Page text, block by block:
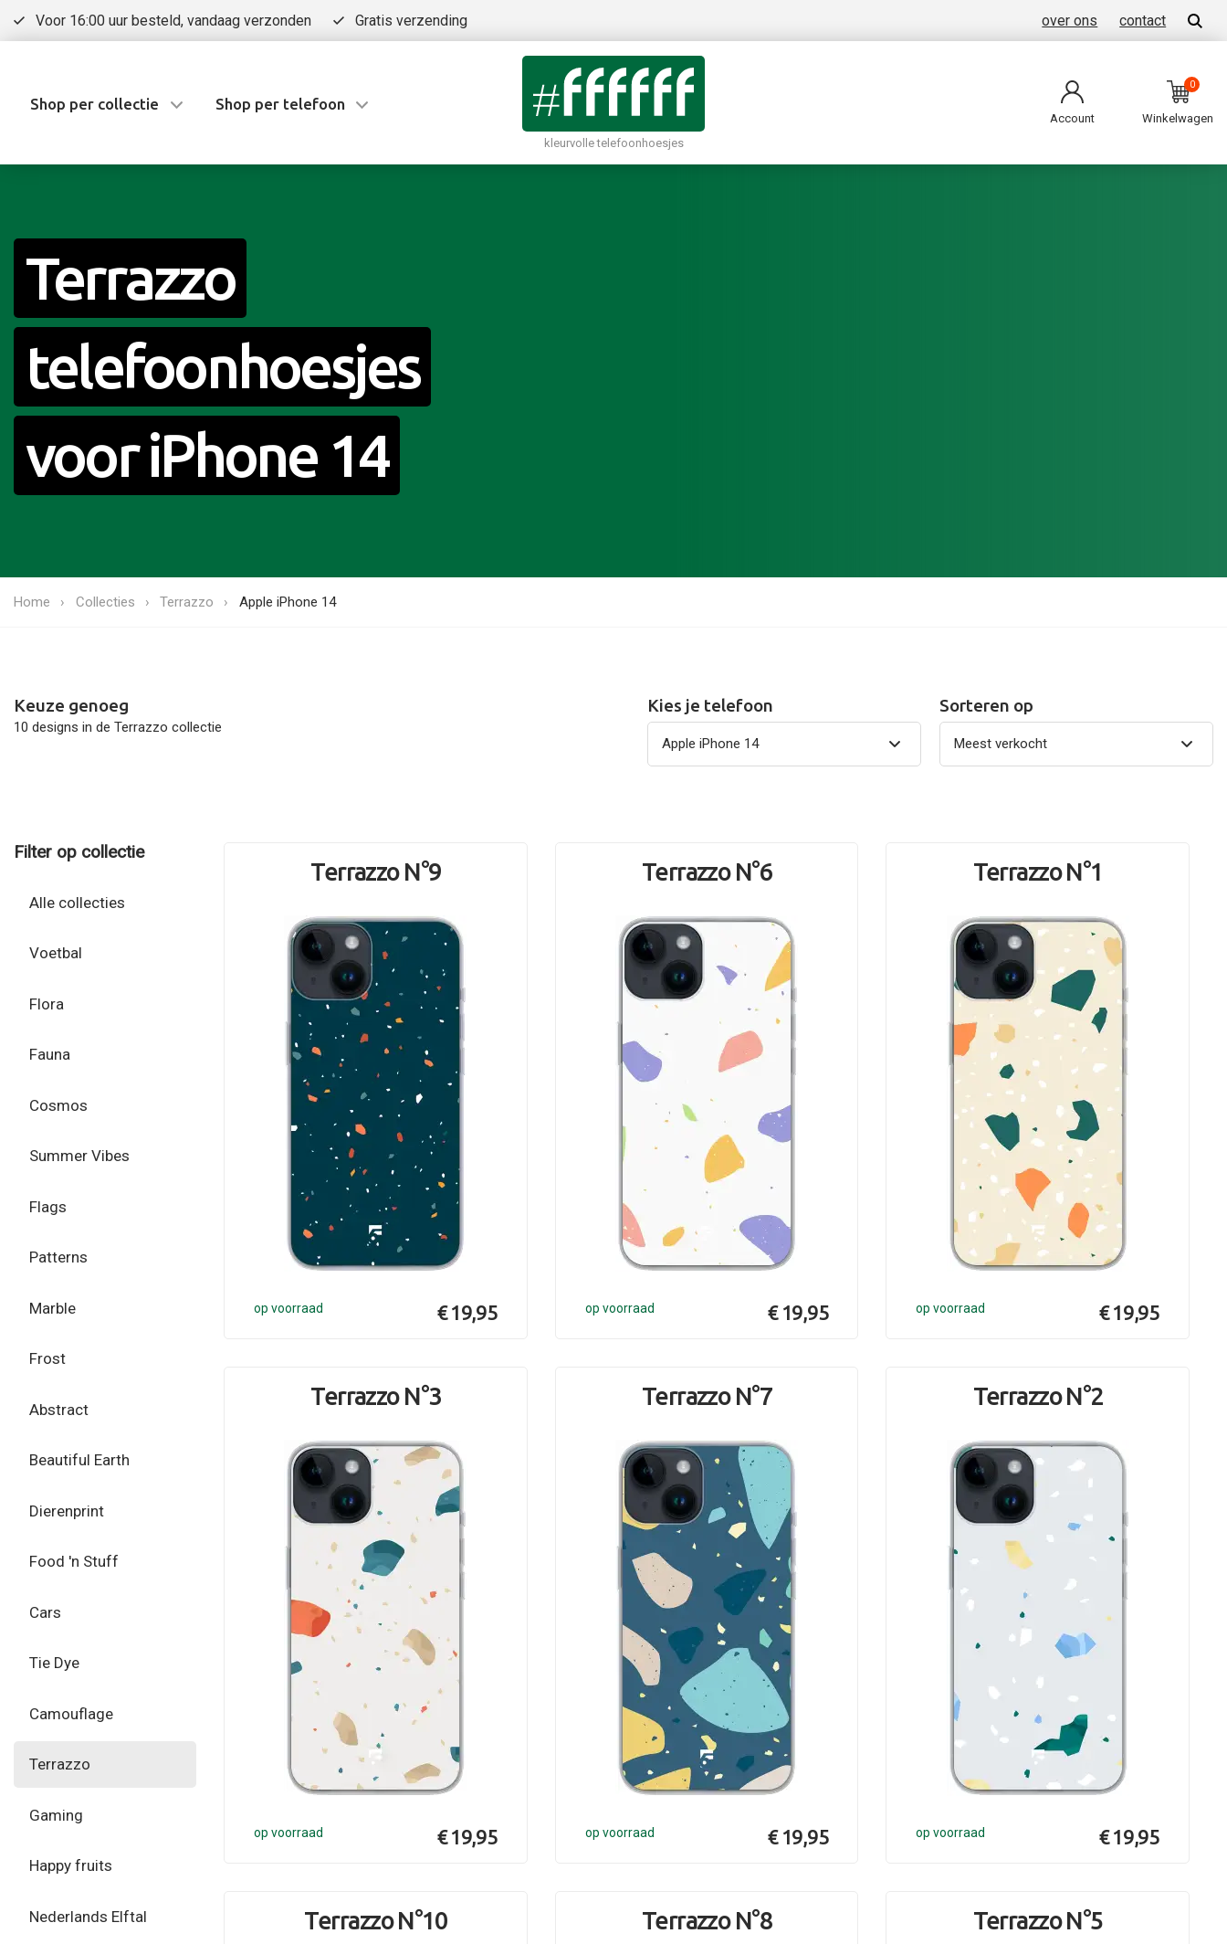
Voor 16:00 uur besteld, vandaag verzonden Gratis verzending over ons contact
Shop per collectie Shop per telefoon
kleurvolle telefoonhoesjes
Account
0
Winkelwagen
Terrazzo
telefoonhoesjes
voor iPhone 14
Home Collecties Terrazzo Apple iPhone 14
Keuze genoeg
10 designs in de Terrazzo collectie
Kies je telefoon Sorteren op
Filter op collectie
Alle collecties
Voetbal
Flora
Fauna
Cosmos
Summer Vibes
Flags
Patterns
Marble
Frost
Abstract
Beautiful Earth
Dierenprint
Food 'n Stuff
Cars
Tie Dye
Camouflage
Terrazzo
Gaming
Happy fruits
Nederlands Elftal
Terrazzo N°9
op voorraad € 19,95
Terrazzo N°6
op voorraad € 19,95
Terrazzo N°1
op voorraad € 19,95
Terrazzo N°3
op voorraad € 19,95
Terrazzo N°7
op voorraad € 19,95
Terrazzo N°2
op voorraad € 19,95
Terrazzo N°10 Terrazzo N°8 Terrazzo N°5